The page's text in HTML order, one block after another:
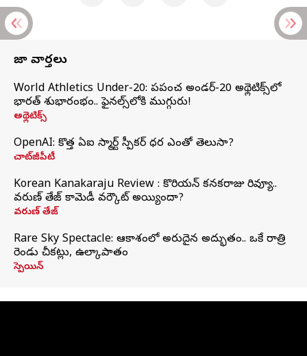
తాజా వార్తలు
World Athletics Under-20: ప్రపంచ అండర్-20 అథ్లెటిక్స్‌లో
భారత్‌ శుభారంభం.. ఫైనల్స్‌లోకి ముగ్గురు!
అథ్లెటిక్స్
OpenAI: కొత్త ఏఐ స్మార్ట్ స్పీకర్ ధర ఎంతో తెలుసా?
చాట్‌జీపీటీ
Korean Kanakaraju Review : కొరియన్ కనకరాజు రివ్యూ..
వరుణ్ తేజ్ కామెడీ వర్కౌట్ అయ్యిందా?
వరుణ్ తేజ్
Rare Sky Spectacle: ఆకాశంలో అరుదైన అద్భుతం.. ఒకే రాత్రి
రెండు చీకట్లు, ఉల్కాపాతం
స్పెయిన్